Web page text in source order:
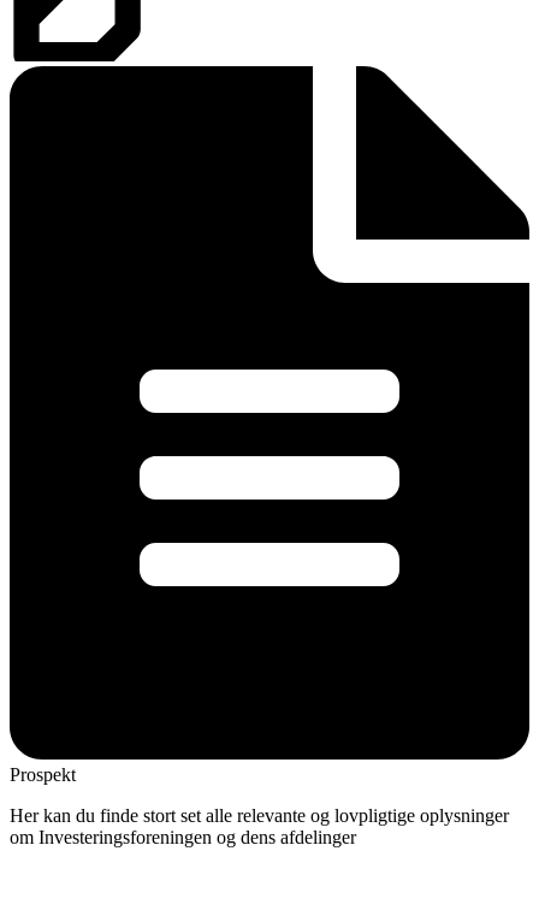
Prospekt
Her kan du finde stort set alle relevante og lovpligtige oplysninger
om Investeringsforeningen og dens afdelinger